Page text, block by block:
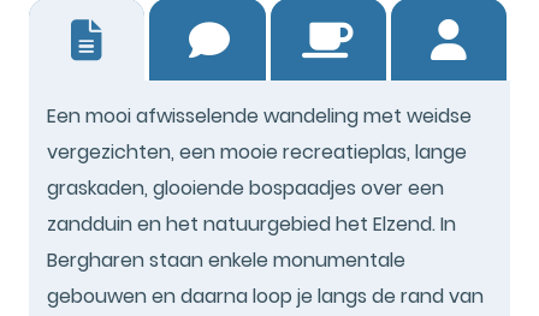
Een mooi afwisselende wandeling met weidse
vergezichten, een mooie recreatieplas, lange
graskaden, glooiende bospaadjes over een
zandduin en het natuurgebied het Elzend. In
Bergharen staan enkele monumentale
gebouwen en daarna loop je langs de rand van